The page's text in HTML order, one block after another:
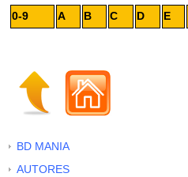
0-9 A B C D E
BD MANIA
AUTORES